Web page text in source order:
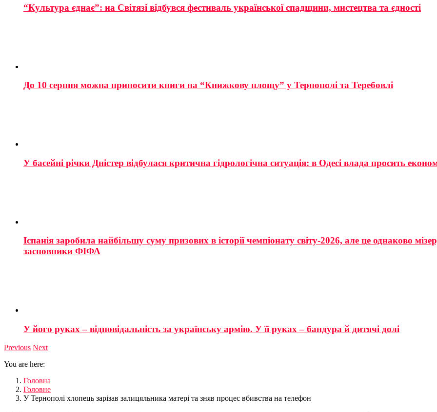
“Культура єднає”: на Світязі відбувся фестиваль української спадщини, мистецтва та єдності
До 10 серпня можна приносити книги на “Книжкову площу” у Тернополі та Теребовлі
У басейні річки Дністер відбулася критична гідрологічна ситуація: в Одесі влада просить
Іспанія заробила найбільшу суму призових в історії чемпіонату світу-2026, але це однаково
засновники ФІФА
У його руках – відповідальність за українську армію. У її руках – бандура й дитячі долі
Previous Next
You are here:
Головна
Головне
У Тернополі хлопець зарізав залицяльника матері та зняв процес вбивства на телефон